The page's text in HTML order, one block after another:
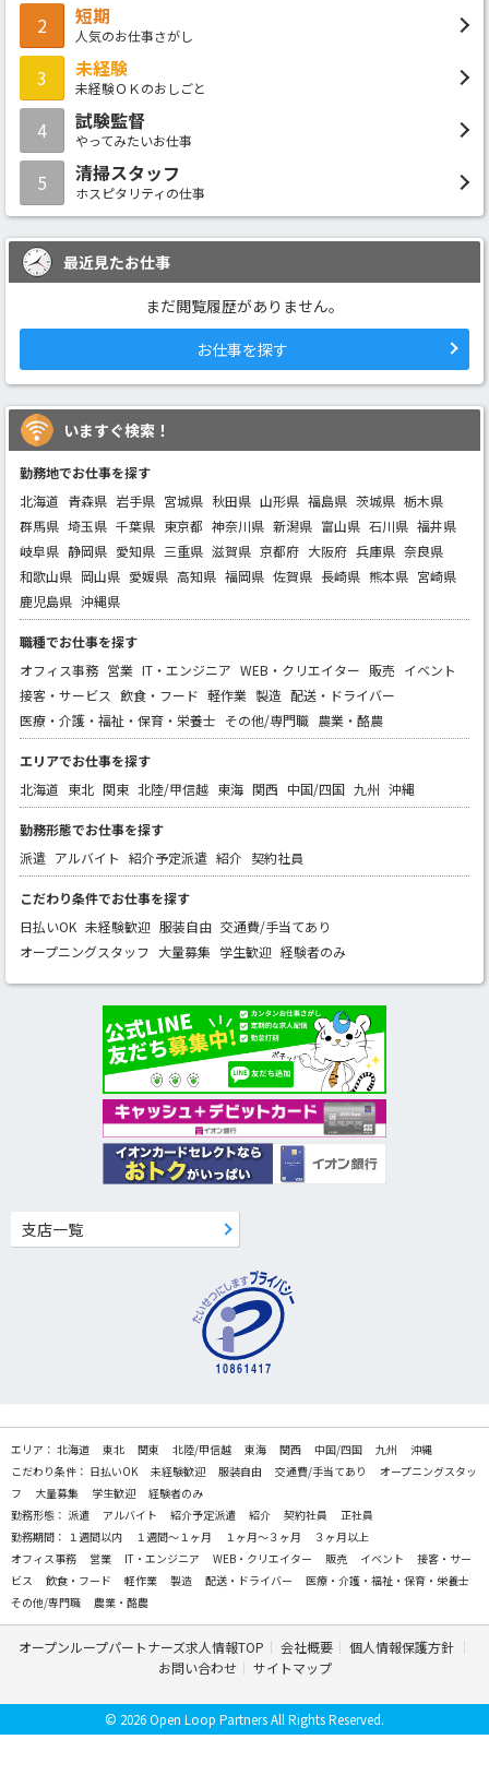
2 短期
人気のお仕事さがし
3 未経験
未経験ＯＫのおしごと
4 試験監督
やってみたいお仕事
5 清掃スタッフ
ホスピタリティの仕事
最近見たお仕事
まだ閲覧履歴がありません。
お仕事を探す
いますぐ検索！
勤務地でお仕事を探す
北海道 青森県 岩手県 宮城県 秋田県 山形県 福島県 茨城県 栃木県
群馬県 埼玉県 千葉県 東京都 神奈川県 新潟県 富山県 石川県 福井県
岐阜県 静岡県 愛知県 三重県 滋賀県 京都府 大阪府 兵庫県 奈良県
和歌山県 岡山県 愛媛県 高知県 福岡県 佐賀県 長崎県 熊本県 宮崎県
鹿児島県 沖縄県
職種でお仕事を探す
オフィス事務 営業 IT・エンジニア WEB・クリエイター 販売 イベント
接客・サービス 飲食・フード 軽作業 製造 配送・ドライバー
医療・介護・福祉・保育・栄養士 その他/専門職 農業・酪農
エリアでお仕事を探す
北海道 東北 関東 北陸/甲信越 東海 関西 中国/四国 九州 沖縄
勤務形態でお仕事を探す
派遣 アルバイト 紹介予定派遣 紹介 契約社員
こだわり条件でお仕事を探す
日払いOK 未経験歓迎 服装自由 交通費/手当てあり
オープニングスタッフ 大量募集 学生歓迎 経験者のみ
支店一覧
エリア： 北海道 東北 関東 北陸/甲信越 東海 関西 中国/四国 九州
沖縄
こだわり条件： 日払いOK 未経験歓迎 服装自由 交通費/手当てあり
オープニングスタッ
フ
大量募集 学生歓迎
経験者のみ
勤務形態： 派遣 アルバイト 紹介予定派遣 紹介 契約社員
正社員
勤務期間： １週間以内 １週間～１ヶ月 １ヶ月～３ヶ月
３ヶ月以上
オフィス事務
営業 IT・エンジニア WEB・クリエイター 販売 イベント
接客・サー
ビス
飲食・フード 軽作業 製造 配送・ドライバー
医療・介護・福祉・保育・栄養士
その他/専門職
農業・酪農
オープンループパートナーズ求人情報TOP 会社概要
個人情報保護方針
お問い合わせ
サイトマップ
© 2026 Open Loop Partners All Rights Reserved.